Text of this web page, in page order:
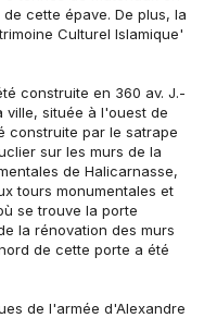
cette épave. De plus, la
Culturel Islamique'
construite en 360 av. J.-
située à l'ouest de
construite par le satrape
sur les murs de la
de Halicarnasse,
tours monumentales et
se trouve la porte
la rénovation des murs
de cette porte a été
de l'armée d'Alexandre